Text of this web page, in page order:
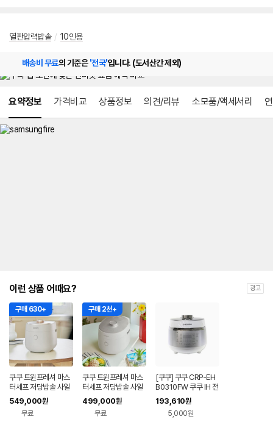
열판압력밥솥 / 10인용
배송비 무료의 기준은'전국'입니다. (도서산간 제외)
요약정보 가격비교 상품정보 의견/리뷰 소모품/액세서리
이런 상품 어때요? 광고
구매 630+
쿠쿠 트윈프레셔 마스
터셰프 저당밥솥 사일
런스 오브제 10인용 C
RP-OHNLLR1010F
GW
549,000원
무료
구매 2천+
쿠쿠 트윈프레셔 마스
터셰프 저당밥솥 사일
런스 오브제 6인용 CR
P-OHNLLR0610FG
499,000원
무료
[쿠쿠] 쿠쿠 CRP-EH
B0310FW 쿠쿠 IH 전
기압력밥솥3인용
193,610원
5,000원